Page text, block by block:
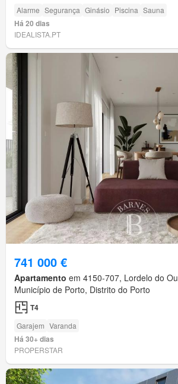
Alarme Segurança Ginásio Piscina Sauna
Há 20 dias
IDEALISTA.PT
741 000 €
Apartamento em 4150-707, Lordelo do
Município de Porto, Distrito do Porto
T4
Garajem Varanda
Há 30+ dias
PROPERSTAR